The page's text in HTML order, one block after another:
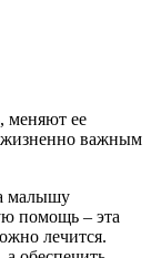
меняют ее
жизненно важным
малышу
помощь – эта
лечится.